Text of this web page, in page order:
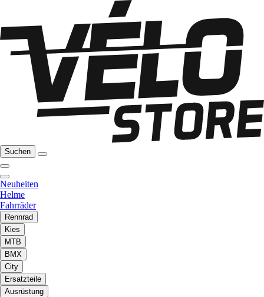
Suchen
Neuheiten
Helme
Fahrräder
Rennrad
Kies
MTB
BMX
City
Ersatzteile
Ausrüstung